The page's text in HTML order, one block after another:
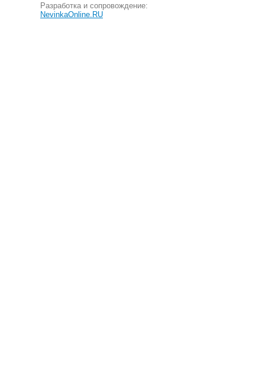
Разработка и сопровождение:
NevinkaOnline.RU